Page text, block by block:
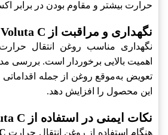
حرارت بیشتر و مقاوم بودن در برابر
نگهداری و مراقبت از Shell Voluta C
نگهداری مناسب روغن انتقال
اهمیت بالایی برخوردار است. بررسی
تعویض به‌موقع روغن از جمله
این محصول را افزایش دهد.
نکات ایمنی در استفاده از Shell Voluta C
هنگام استفاده از روغن انتقال حرارت